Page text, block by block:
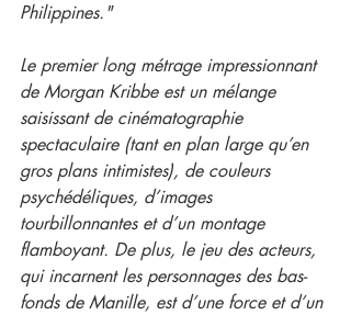
Philippines."
Le premier long métrage impressionnant
de Morgan Kribbe est un mélange
saisissant de cinématographie
spectaculaire (tant en plan large qu’en
gros plans intimistes), de couleurs
psychédéliques, d’images
tourbillonnantes et d’un montage
flamboyant. De plus, le jeu des acteurs,
qui incarnent les personnages des bas-
fonds de Manille, est d’une force et d’un